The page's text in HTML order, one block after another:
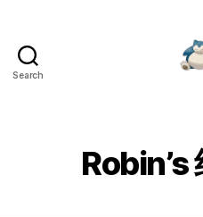
Search
Robin’s